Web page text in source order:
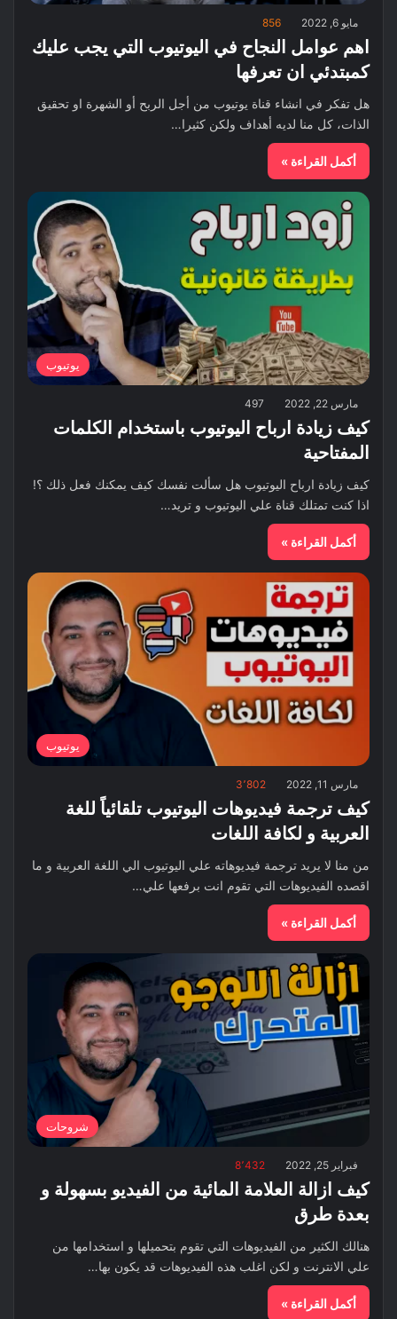
مايو 6, 2022 856
اهم عوامل النجاح في اليوتيوب التي يجب عليك
كمبتدئي ان تعرفها
هل تفكر في انشاء قناة يوتيوب من أجل الربح أو الشهرة او تحقيق
الذات، كل منا لديه أهداف ولكن كثيرا…
أكمل القراءة »
يوتيوب
مارس 22, 2022 497
كيف زيادة ارباح اليوتيوب باستخدام الكلمات
المفتاحية
كيف زيادة ارباح اليوتيوب هل سألت نفسك كيف يمكنك فعل ذلك ؟!
اذا كنت تمتلك قناة علي اليوتيوب و تريد…
أكمل القراءة »
يوتيوب
مارس 11, 2022 3٬802
كيف ترجمة فيديوهات اليوتيوب تلقائياً للغة
العربية و لكافة اللغات
من منا لا يريد ترجمة فيديوهاته علي اليوتيوب الي اللغة العربية و ما
اقصده الفيديوهات التي تقوم انت برفعها علي…
أكمل القراءة »
شروحات
فبراير 25, 2022 8٬432
كيف ازالة العلامة المائية من الفيديو بسهولة و
بعدة طرق
هنالك الكثير من الفيديوهات التي تقوم بتحميلها و استخدامها من
علي الانترنت و لكن اغلب هذه الفيديوهات قد يكون بها…
أكمل القراءة »